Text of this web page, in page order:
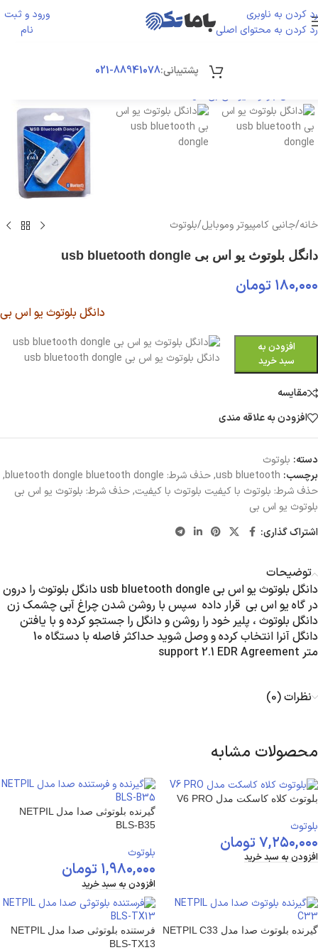
رد کردن به ناوبری
رد کردن به محتوای اصلی
ورود و ثبت
نام
ورود / ثبت
پشتیبانی:88941078-021 بزرگنمایی تصویر
خانه/جانبی کامپیوتر وموبایل/بلوتوث
دانگل بلوتوث یو اس بی usb bluetooth dongle
۱۸۰,۰۰۰ تومان
دانگل بلوتوث یو اس بی
دانگل بلوتوث یو اس بی usb bluetooth dongle
افزودن به
سبد خرید
مقایسه
افزودن به علاقه مندی
دسته: بلوتوث
برچسب: usb bluetooth
,حذف شرط: bluetooth dongle bluetooth dongle
,
حذف شرط: بلوتوث با کیفیت بلوتوث با کیفیت,حذف شرط: بلوتوث یو اس بی
بلوتوث یو اس بی
اشتراک گذاری:
توضیحات
دانگل بلوتوث یو اس بی usb bluetooth dongle دانگل بلوتوث را درون
در گاه یو اس بی قرار داده سپس با روشن شدن چراغ آبی چشمک زن
دانگل بلوتوث ، پلیر خود را روشن و دانگل را جستجو کرده و با یافتن
دانگل آنرا انتخاب کرده و وصل شوید حداکثر فاصله با دستگاه 10
متر support 2.1 EDR Agreement
نظرات (0)
محصولات مشابه
بلوتوث کلاه کاسکت مدل V6 PRO
بلوتوث
۷,۲۵۰,۰۰۰تومان
افزودن به سبد خرید
گیرنده بلوتوثی صدا مدل NETPIL
BLS-B35
بلوتوث
۱,۹۸۰,۰۰۰ تومان
افزودن به سبد خرید
گیرنده بلوتوث صدا مدل NETPIL C33
فرستنده بلوتوثی صدا مدل NETPIL
BLS-TX13